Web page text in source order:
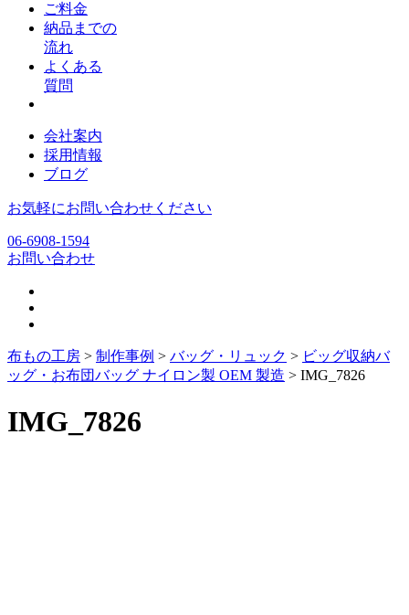
ご料金
納品までの
流れ
よくある
質問
会社案内
採用情報
ブログ
お気軽にお問い合わせください
06-6908-1594
お問い合わせ
布もの工房 > 制作事例 > バッグ・リュック > ビッグ収納バ
ッグ・お布団バッグ ナイロン製 OEM 製造 > IMG_7826
IMG_7826